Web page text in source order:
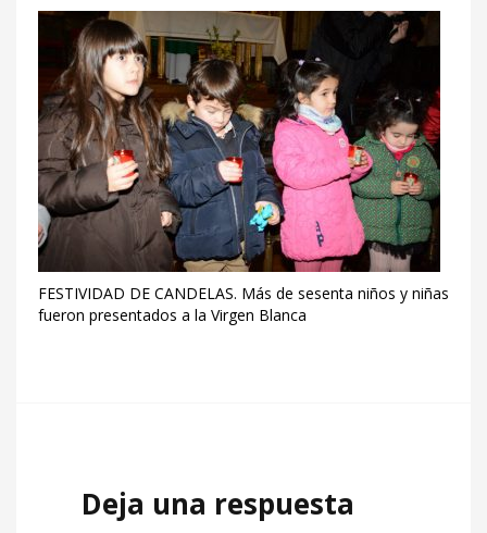
FESTIVIDAD DE CANDELAS. Más de sesenta niños y niñas
fueron presentados a la Virgen Blanca
Deja una respuesta